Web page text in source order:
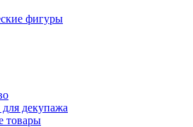
фигуры
декупажа
товары